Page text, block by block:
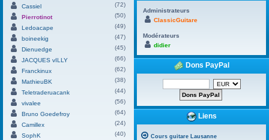
Cassiel
(72)
Pierrotinot
(50)
Ledoacape
(49)
boineekig
(47)
Dienuedge
(45)
JACQUES vILLY
(66)
Franckinux
(62)
MathieuBK
(38)
Teletraderuacank
(44)
vivalee
(56)
Bruno Goedefroy
(64)
Camillex
(24)
SophK
(40)
Administrateurs
ClassicGuitare
Modérateurs
didier
Dons PayPal
Liens
Cours guitare Lausanne